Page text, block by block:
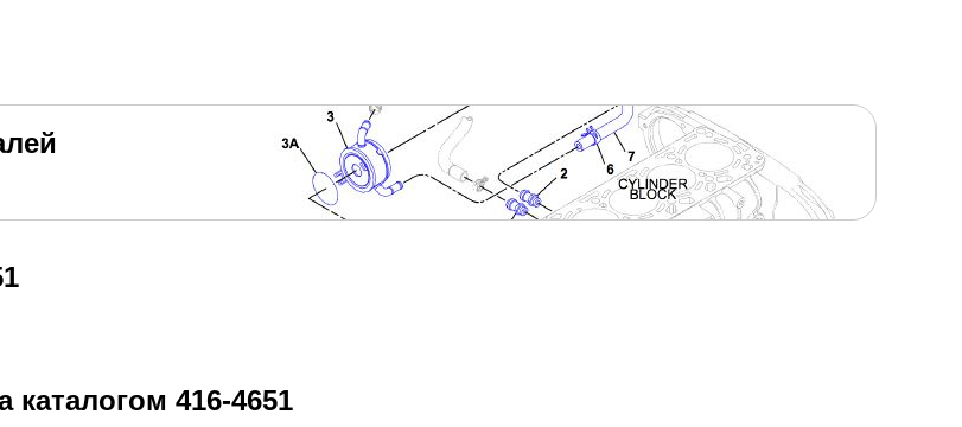
каталогом 416-4651